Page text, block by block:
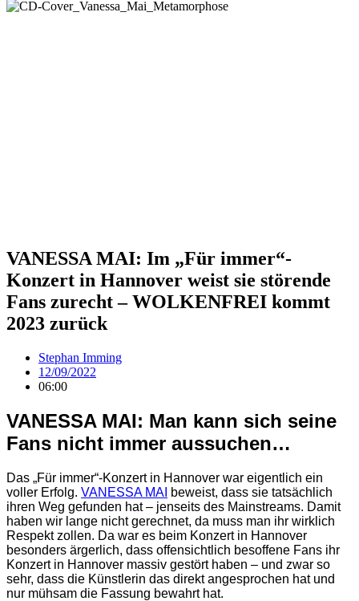
VANESSA MAI: Im „Für immer“-
Konzert in Hannover weist sie störende
Fans zurecht – WOLKENFREI kommt
2023 zurück
Stephan Imming
12/09/2022
06:00
VANESSA MAI: Man kann sich seine
Fans nicht immer aussuchen…
Das „Für immer“-Konzert in Hannover war eigentlich ein
voller Erfolg. VANESSA MAI beweist, dass sie tatsächlich
ihren Weg gefunden hat – jenseits des Mainstreams. Damit
haben wir lange nicht gerechnet, da muss man ihr wirklich
Respekt zollen. Da war es beim Konzert in Hannover
besonders ärgerlich, dass offensichtlich besoffene Fans ihr
Konzert in Hannover massiv gestört haben – und zwar so
sehr, dass die Künstlerin das direkt angesprochen hat und
nur mühsam die Fassung bewahrt hat.